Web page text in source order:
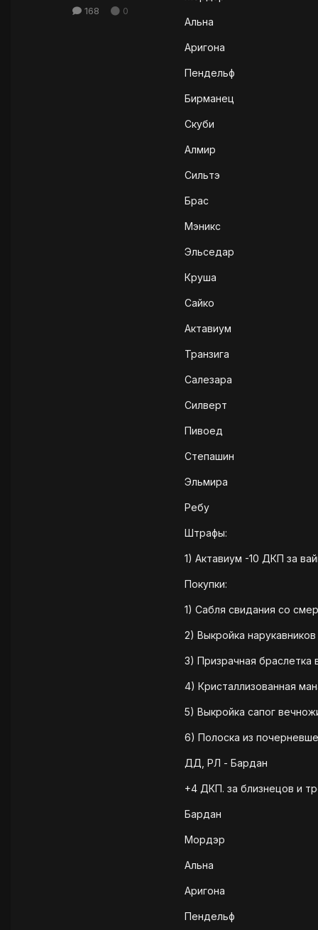
168 0
Альна
Аригона
Пендельф
Бирманец
Скуби
Алмир
Сильтэ
Брас
Мэникс
Эльседар
Круша
Сайко
Актавиум
Транзига
Салезара
Силверт
Пивоед
Степашин
Эльмира
Ребу
Штрафы:
1) Актавиум -10 ДКП за
Покупки:
1) Сабля свидания со
2) Выкройка
3) Призрачная
4) Кристаллизованная
5) Выкройка сапог
6) Полоска из
ДД, РЛ - Бардан
+4 ДКП. за близнецов и
Бардан
Мордэр
Альна
Аригона
Пендельф